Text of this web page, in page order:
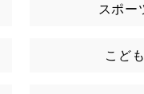
スポー
こど